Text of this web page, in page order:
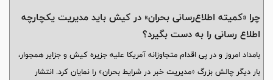
چرا «کمیته اطلاع‌رسانی بحران» در کیش باید مدیریت یکچارچه
اطلاع رسانی را به دست بگیرد؟
بامداد امروز و در پی اقدام متجاوزانه آمریکا علیه جزیره کیش و جزایر همجوار،
بار دیگر چالش بزرگ «مدیریت خبر در شرایط بحران» را نمایان کرد. انتشار